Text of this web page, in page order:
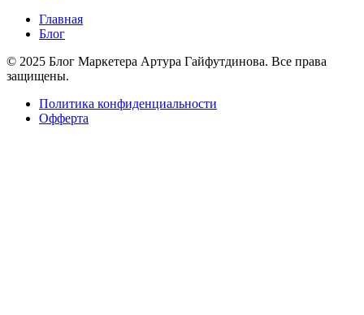
Главная
Блог
© 2025 Блог Маркетера Артура Гайфутдинова. Все права
защищены.
Политика конфиденциальности
Офферта